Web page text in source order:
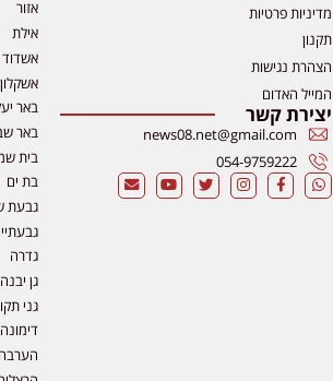
מדיניות פרטיות
תקנון
הצהרת נגישות
המייל האדום
יצירת קשר
news08.net@gmail.com
054-9759222
אזור
אילת
אשדוד
אשקלון
באר
באר
בית
בת ים
גבעת
גדרה
גן יבנה
גני
דימונה